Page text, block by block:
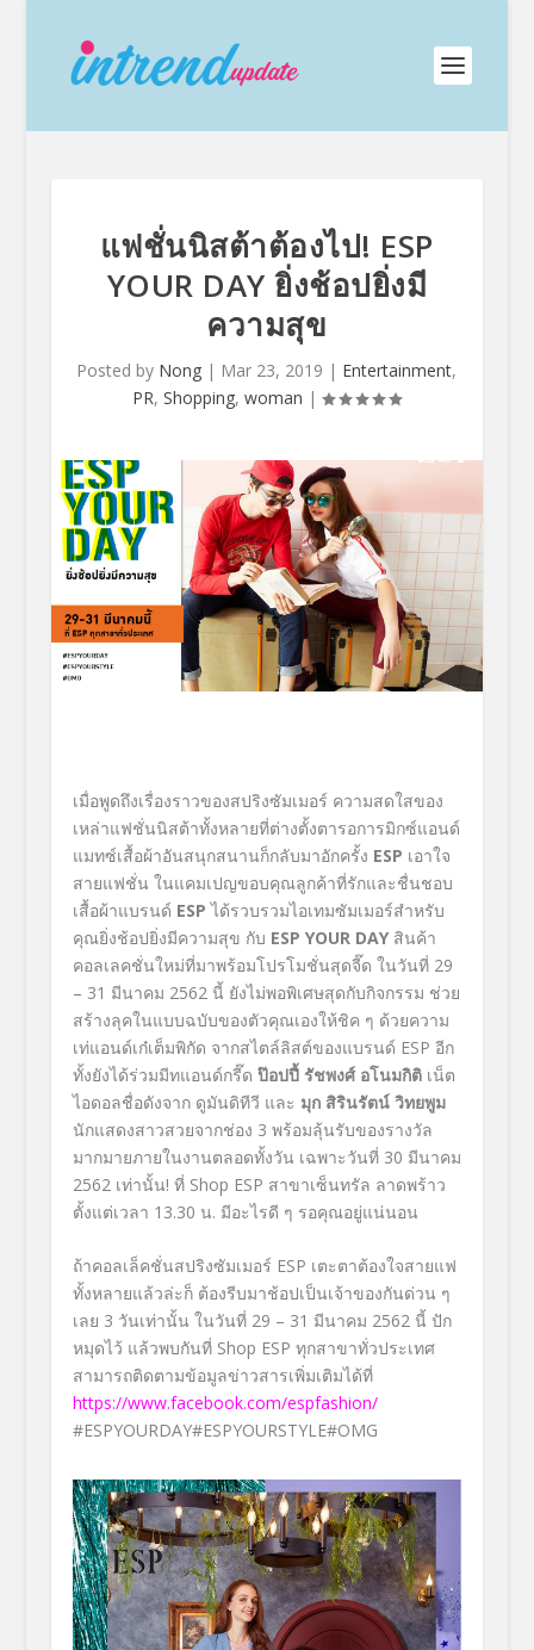
แฟชั่นนิสต้าต้องไป! ESP
YOUR DAY ยิ่งช้อปยิ่งมี
ความสุข
Posted by Nong | Mar 23, 2019 | Entertainment,
PR,Shopping,woman |
เมื่อพูดถึงเรื่องราวของสปริงซัมเมอร์ ความสดใสของ
เหล่าแฟชั่นนิสต้าทั้งหลายที่ต่างตั้งตารอการมิกซ์แอนด์
แมทซ์เสื้อผ้าอันสนุกสนานก็กลับมาอักครั้ง ESP เอาใจ
สายแฟชั่น ในแคมเปญขอบคุณลูกค้าที่รักและชื่นชอบ
เสื้อผ้าแบรนด์ ESP ได้รวบรวมไอเทมซัมเมอร์สำหรับ
คุณยิ่งช้อปยิ่งมีความสุข กับ ESP YOUR DAYสินค้า
คอลเลคชั่นใหม่ที่มาพร้อมโปรโมชั่นสุดจี๊ด ในวันที่ 29
– 31 มีนาคม 2562 นี้ ยังไม่พอพิเศษสุดกับกิจกรรม ช่วย
สร้างลุคในแบบฉบับของตัวคุณเองให้ชิค ๆ ด้วยความ
เท่แอนด์เก๋เต็มพิกัด จากสไตล์ลิสต์ของแบรนด์ ESP อีก
ทั้งยังได้ร่วมมีทแอนด์กรี๊ด ป๊อปปี้ รัชพงศ์ อโนมกิติเน็ต
ไอดอลชื่อดังจาก ดูมันดิทีวี และ มุกสิรินรัตน์ วิทยพูม
นักแสดงสาวสวยจากช่อง 3 พร้อมลุ้นรับของรางวัล
มากมายภายในงานตลอดทั้งวัน เฉพาะวันที่ 30 มีนาคม
2562 เท่านั้น! ที่ Shop ESP สาขาเซ็นทรัล ลาดพร้าว
ตั้งแต่เวลา 13.30 น. มีอะไรดี ๆ รอคุณอยู่แน่นอน
ถ้าคอลเล็คชั่นสปริงซัมเมอร์ ESP เตะตาต้องใจสายแฟ
ทั้งหลายแล้วล่ะก็ ต้องรีบมาช้อปเป็นเจ้าของกันด่วน ๆ
เลย 3 วันเท่านั้น ในวันที่ 29 – 31 มีนาคม 2562 นี้ ปัก
หมุดไว้ แล้วพบกันที่ Shop ESP ทุกสาขาทั่วประเทศ
สามารถติดตามข้อมูลข่าวสารเพิ่มเติมได้ที่
https://www.facebook.com/espfashion/
#ESPYOURDAY#ESPYOURSTYLE#OMG